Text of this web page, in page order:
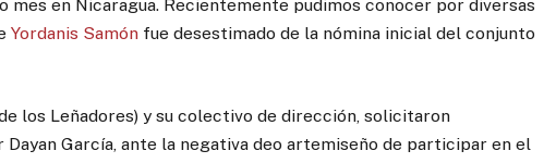
mes en Nicaragua. Recientemente pudimos conocer por diversas
Yordanis Samón fue desestimado de la nómina inicial del conjunto
los Leñadores) y su colectivo de dirección, solicitaron
García, ante la negativa deo artemiseño de participar en el